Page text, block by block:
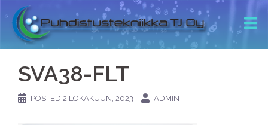
SVA38-FLT
POSTED 2 LOKAKUUN, 2023 ADMIN